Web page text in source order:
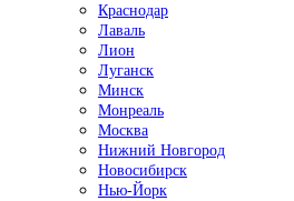
Краснодар
Лаваль
Лион
Луганск
Минск
Монреаль
Москва
Нижний Новгород
Новосибирск
Нью-Йорк